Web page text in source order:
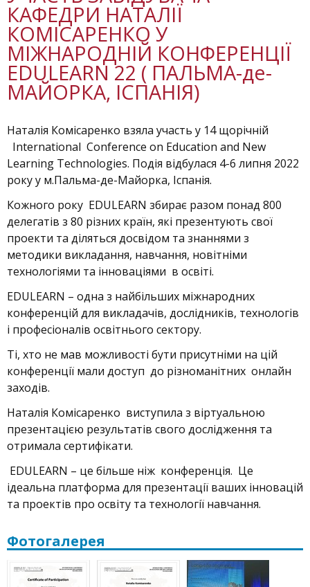
КАФЕДРИ НАТАЛІЇ
КОМІСАРЕНКО У
МІЖНАРОДНІЙ КОНФЕРЕНЦІЇ
EDULEARN 22 ( ПАЛЬМА-де-
МАЙОРКА, ІСПАНІЯ)
Наталія Комісаренко взяла участь у 14 щорічній
International Conference on Education and New
Learning Technologies. Подія відбулася 4-6 липня 2022
року у м.Пальма-де-Майорка, Іспанія.
Кожного року EDULEARN збирає разом понад 800
делегатів з 80 різних країн, які презентують свої
проекти та діляться досвідом та знаннями з
методики викладання, навчання, новітніми
технологіями та інноваціями в освіті.
EDULEARN – одна з найбільших міжнародних
конференцій для викладачів, дослідників, технологів
і професіоналів освітнього сектору.
Ті, хто не мав можливості бути присутніми на цій
конференції мали доступ до різноманітних онлайн
заходів.
Наталія Комісаренко виступила з віртуальною
презентацією результатів свого дослідження та
отримала сертифікати.
EDULEARN – це більше ніж конференція. Це
ідеальна платформа для презентації ваших інновацій
та проектів про освіту та технології навчання.
Фотогалерея